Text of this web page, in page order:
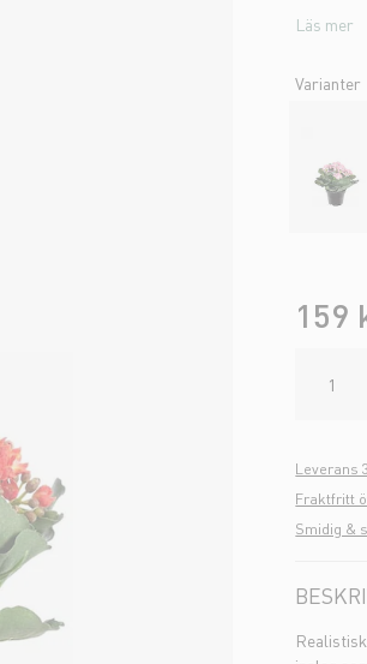
Läs mer
Varianter
159
Leverans
Fraktfritt
Smidig &